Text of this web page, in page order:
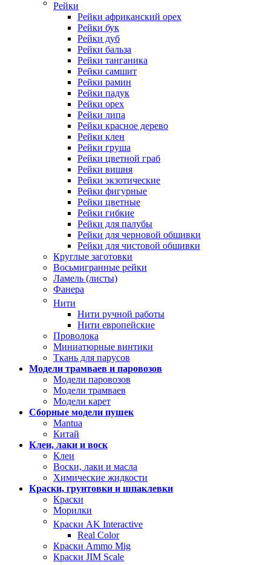
Рейки
Рейки африканский орех
Рейки бук
Рейки дуб
Рейки бальза
Рейки танганика
Рейки самшит
Рейки рамин
Рейки падук
Рейки орех
Рейки липа
Рейки красное дерево
Рейки клен
Рейки груша
Рейки цветной граб
Рейки вишня
Рейки экзотические
Рейки фигурные
Рейки цветные
Рейки гибкие
Рейки для палубы
Рейки для черновой обшивки
Рейки для чистовой обшивки
Круглые заготовки
Восьмигранные рейки
Ламель (листы)
Фанера
Нити
Нити ручной работы
Нити европейские
Проволока
Миниатюрные винтики
Ткань для парусов
Модели трамваев и паровозов
Модели паровозов
Модели трамваев
Модели карет
Сборные модели пушек
Mantua
Китай
Клеи, лаки и воск
Клеи
Воски, лаки и масла
Химические жидкости
Краски, грунтовки и шпаклевки
Краски
Морилки
Краски AK Interactive
Real Color
Краски Ammo Mig
Краски JIM Scale